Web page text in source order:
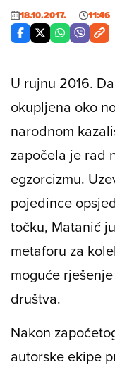
18.10.2017. 11:46
U rujnu 2016.
okupljena oko
narodnom
započela je rad
egzorcizmu.
pojedince
točku, Matanić
metaforu za
moguće
društva.
Nakon
autorske ekipe